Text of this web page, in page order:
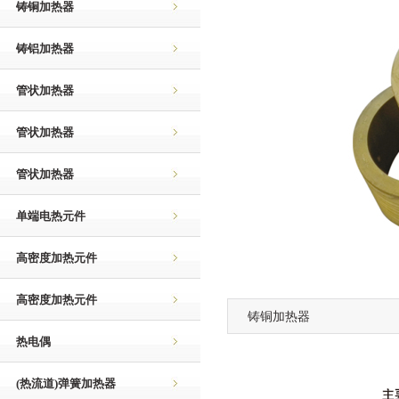
铸铜加热器
铸铝加热器
管状加热器
管状加热器
管状加热器
单端电热元件
高密度加热元件
高密度加热元件
热电偶
(热流道)弹簧加热器
铸铜加热器